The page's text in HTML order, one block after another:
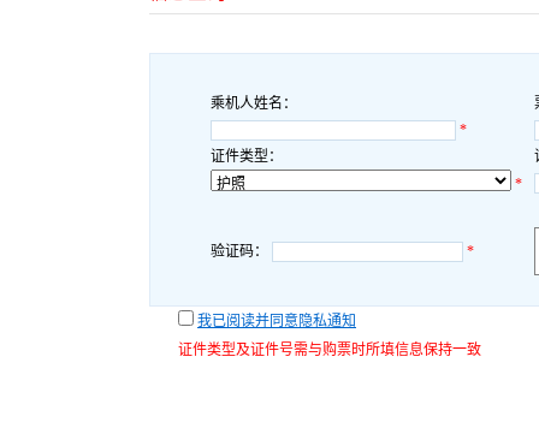
乘机人姓名：
*
证件类型：
*
验证码： *
我已阅读并同意隐私通知
证件类型及证件号需与购票时所填信息保持一致